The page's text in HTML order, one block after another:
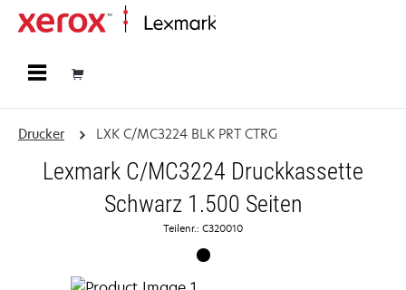
Drucker LXK C/MC3224 BLK PRT CTRG
Lexmark C/MC3224 Druckkassette
Schwarz 1.500 Seiten
Teilenr.: C320010